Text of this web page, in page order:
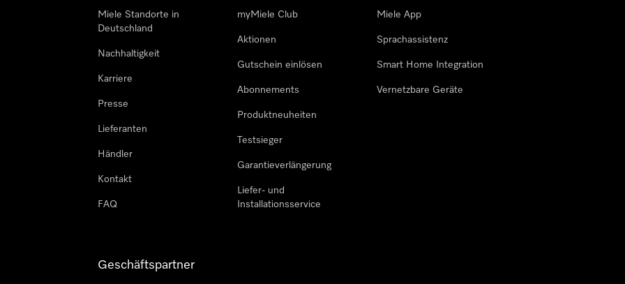
Miele Standorte in
Deutschland
Nachhaltigkeit
Karriere
Presse
Lieferanten
Händler
Kontakt
FAQ
myMiele Club
Aktionen
Gutschein einlösen
Abonnements
Produktneuheiten
Testsieger
Garantieverlängerung
Liefer- und
Installationsservice
Miele App
Sprachassistenz
Smart Home Integration
Vernetzbare Geräte
Geschäftspartner